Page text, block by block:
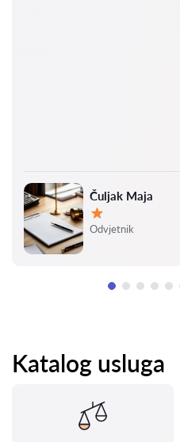
Čuljak Maja
Ocjena:
Odvjetnik
Katalog usluga